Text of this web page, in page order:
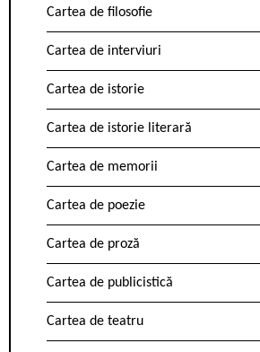
Cartea de filosofie
Cartea de interviuri
Cartea de istorie
Cartea de istorie literară
Cartea de memorii
Cartea de poezie
Cartea de proză
Cartea de publicistică
Cartea de teatru